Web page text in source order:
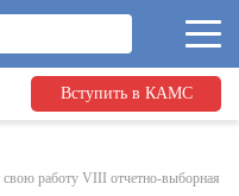
Вступить в КАМС
свою работу VIII отчетно-выборная